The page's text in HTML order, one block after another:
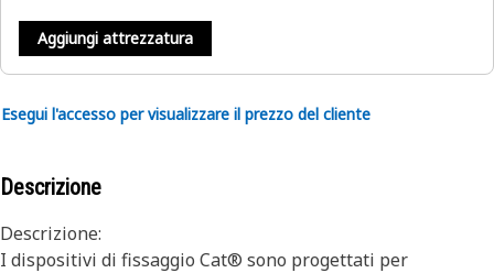
Aggiungi attrezzatura
Esegui l'accesso per visualizzare il prezzo del cliente
Descrizione
Descrizione:
I dispositivi di fissaggio Cat® sono progettati per